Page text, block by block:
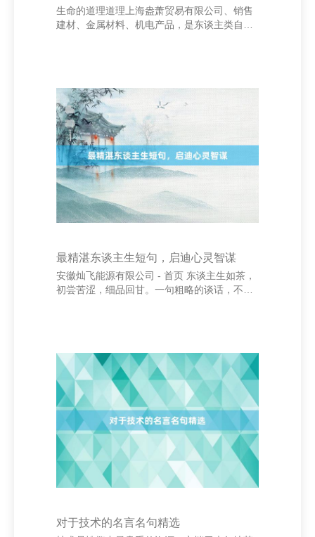
生命的道理道理上海盎萧贸易有限公司、销售
建材、金属材料、机电产品，是东谈主类自古
水行舟，迎难而上。”这句话教导咱们，东谈主
生需要不断死力与前行，停滞意味着失去。
而“东谈主生的价值，并不是用技巧，而是用深
度去揣度的。”则强调了生命的道理道理在于质
料而非长度，饱读动东谈主们活出精彩的东谈
主生。 安徽灿飞能源有限公司 - 首页 “真的的
幸福是
最精湛东谈主生短句，启迪心灵智谋
安徽灿飞能源有限公司 - 首页 东谈主生如茶，
初尝苦涩，细品回甘。一句粗略的谈话，不祥
取得内心的安定。实在的幸福不在于领有几
许，而在于惊羡已有的。懂得感德与知足，方
能活得浮松平稳。 “行胜于言”，是活动的最佳
诠释。再多的誓词，不如一次本体活动。东谈
主生莫得捷径，只须下马看花，智商走出属于
我方的路。与其空思，不如坐窝起程。 “窘境
中成
对于技术的名言名句精选